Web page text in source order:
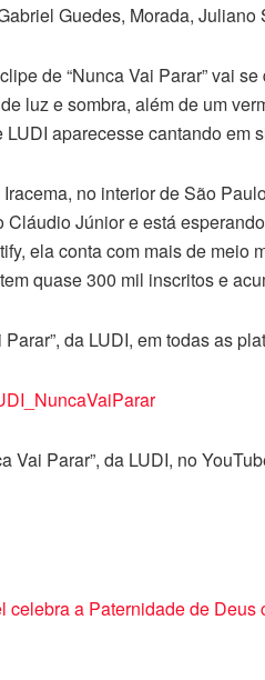
Guedes, Morada,
de “Nunca Vai Parar” vai
luz e sombra, além de um
aparecesse cantando em
no interior de São
Cláudio Júnior e está
ela conta com mais de meio
quase 300 mil inscritos e
da LUDI, em todas as
Vai Parar”, da LUDI, no
celebra a Paternidade de Deus